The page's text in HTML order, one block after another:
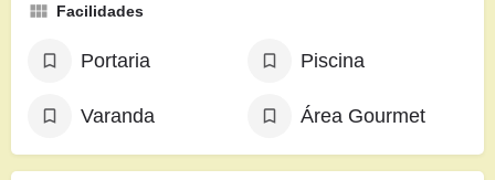
Facilidades
Portaria Piscina
Varanda Área Gourmet